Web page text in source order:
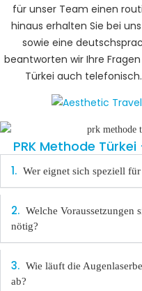
für unser Team einen
hinaus erhalten Sie bei
sowie eine
beantworten wir Ihre
Türkei auch
PRK Methode
Wer eignet sich speziell
Welche Voraussetzungen
nötig?
Wie läuft die
ab?